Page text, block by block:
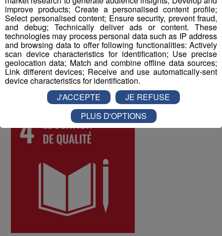
difficultés qui pourraient être rencontrées par les
différents salariés, et d'y remédier. Au mois de juin 2022,
les collaborateurs ont donné une note globale de 8 sur
10 à la qualité de vie au travail au sein du Groupe Mont
Blanc Médias.
ODD numéro 4 : Education de qualité
improve products; Create a personalised content profile;
Select personalised content; Ensure security, prevent fraud,
and debug; Technically deliver ads or content. These
technologies may process personal data such as IP address
and browsing data to offer following functionalities: Actively
scan device characteristics for identification; Use precise
geolocation data; Match and combine offline data sources;
Link different devices; Receive and use automatically-sent
device characteristics for identification.
J'ACCEPTE
JE REFUSE
PLUS D'OPTIONS